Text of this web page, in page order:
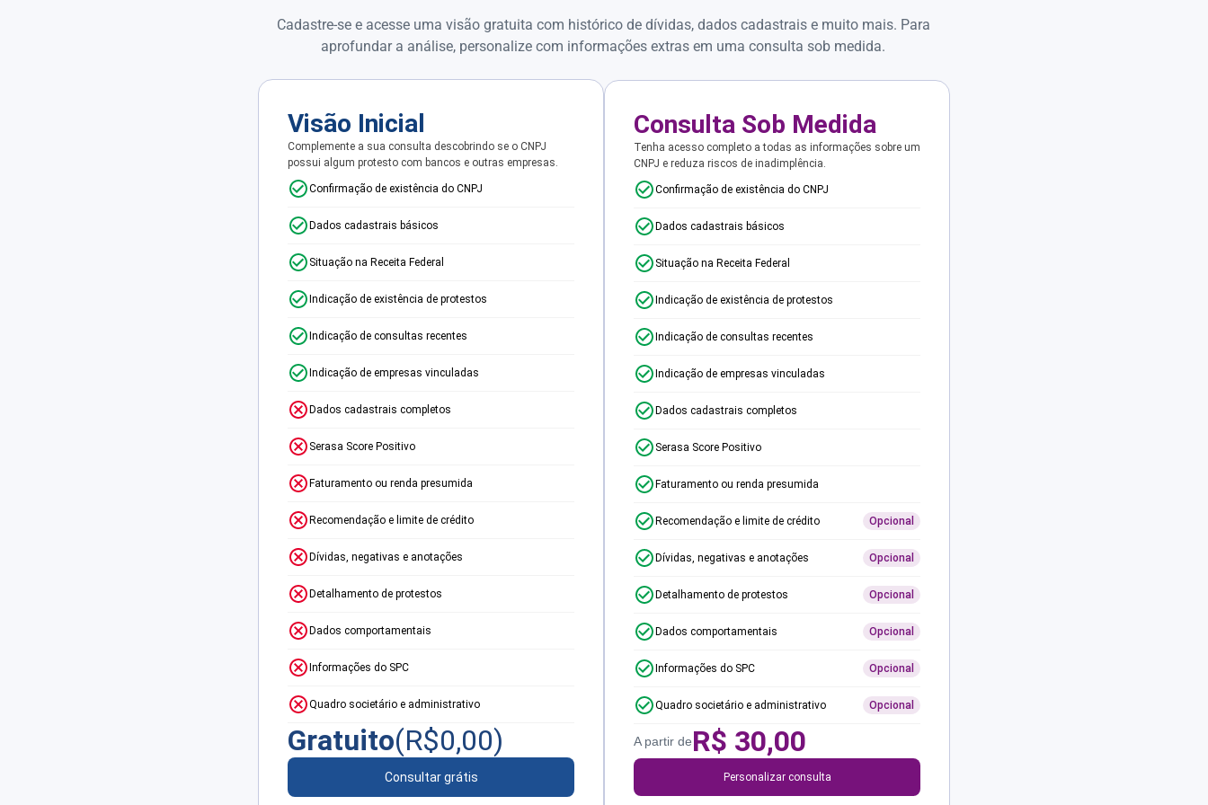
Cadastre-se e acesse uma visão gratuita com histórico de dívidas, dados cadastrais e muito mais. Para
aprofundar a análise, personalize com informações extras em uma consulta sob medida.
Visão Inicial
Complemente a sua consulta descobrindo se o CNPJ
possui algum protesto com bancos e outras empresas.
Confirmação de existência do CNPJ
Dados cadastrais básicos
Situação na Receita Federal
Indicação de existência de protestos
Indicação de consultas recentes
Indicação de empresas vinculadas
Dados cadastrais completos
Serasa Score Positivo
Faturamento ou renda presumida
Recomendação e limite de crédito
Dívidas, negativas e anotações
Detalhamento de protestos
Dados comportamentais
Informações do SPC
Quadro societário e administrativo
Gratuito(R$0,00)
Consultar grátis
Consulta Sob Medida
Tenha acesso completo a todas as informações sobre um
CNPJ e reduza riscos de inadimplência.
Confirmação de existência do CNPJ
Dados cadastrais básicos
Situação na Receita Federal
Indicação de existência de protestos
Indicação de consultas recentes
Indicação de empresas vinculadas
Dados cadastrais completos
Serasa Score Positivo
Faturamento ou renda presumida
Recomendação e limite de crédito Opcional
Dívidas, negativas e anotações Opcional
Detalhamento de protestos Opcional
Dados comportamentais Opcional
Informações do SPC Opcional
Quadro societário e administrativo Opcional
A partir deR$ 30,00
Personalizar consulta